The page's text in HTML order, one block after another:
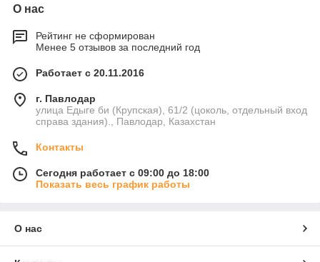
О нас
Рейтинг не сформирован
Менее 5 отзывов за последний год
Работает с 20.11.2016
г. Павлодар
улица Едыге би (Крупская), 61/2 (цоколь, отдельный вход
справа здания)., Павлодар, Казахстан
Контакты
Сегодня работает с 09:00 до 18:00
Показать весь график работы
О нас